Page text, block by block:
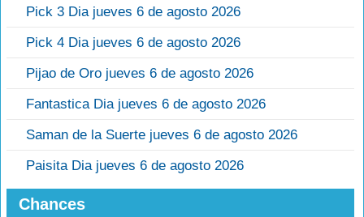
Pick 3 Dia jueves 6 de agosto 2026
Pick 4 Dia jueves 6 de agosto 2026
Pijao de Oro jueves 6 de agosto 2026
Fantastica Dia jueves 6 de agosto 2026
Saman de la Suerte jueves 6 de agosto 2026
Paisita Dia jueves 6 de agosto 2026
Chances